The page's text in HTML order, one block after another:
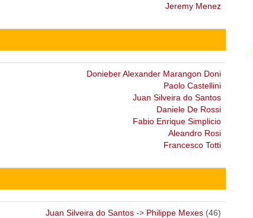
Jeremy Menez
Donieber Alexander Marangon Doni
Paolo Castellini
Juan Silveira do Santos
Daniele De Rossi
Fabio Enrique Simplicio
Aleandro Rosi
Francesco Totti
Juan Silveira do Santos -> Philippe Mexes (46)